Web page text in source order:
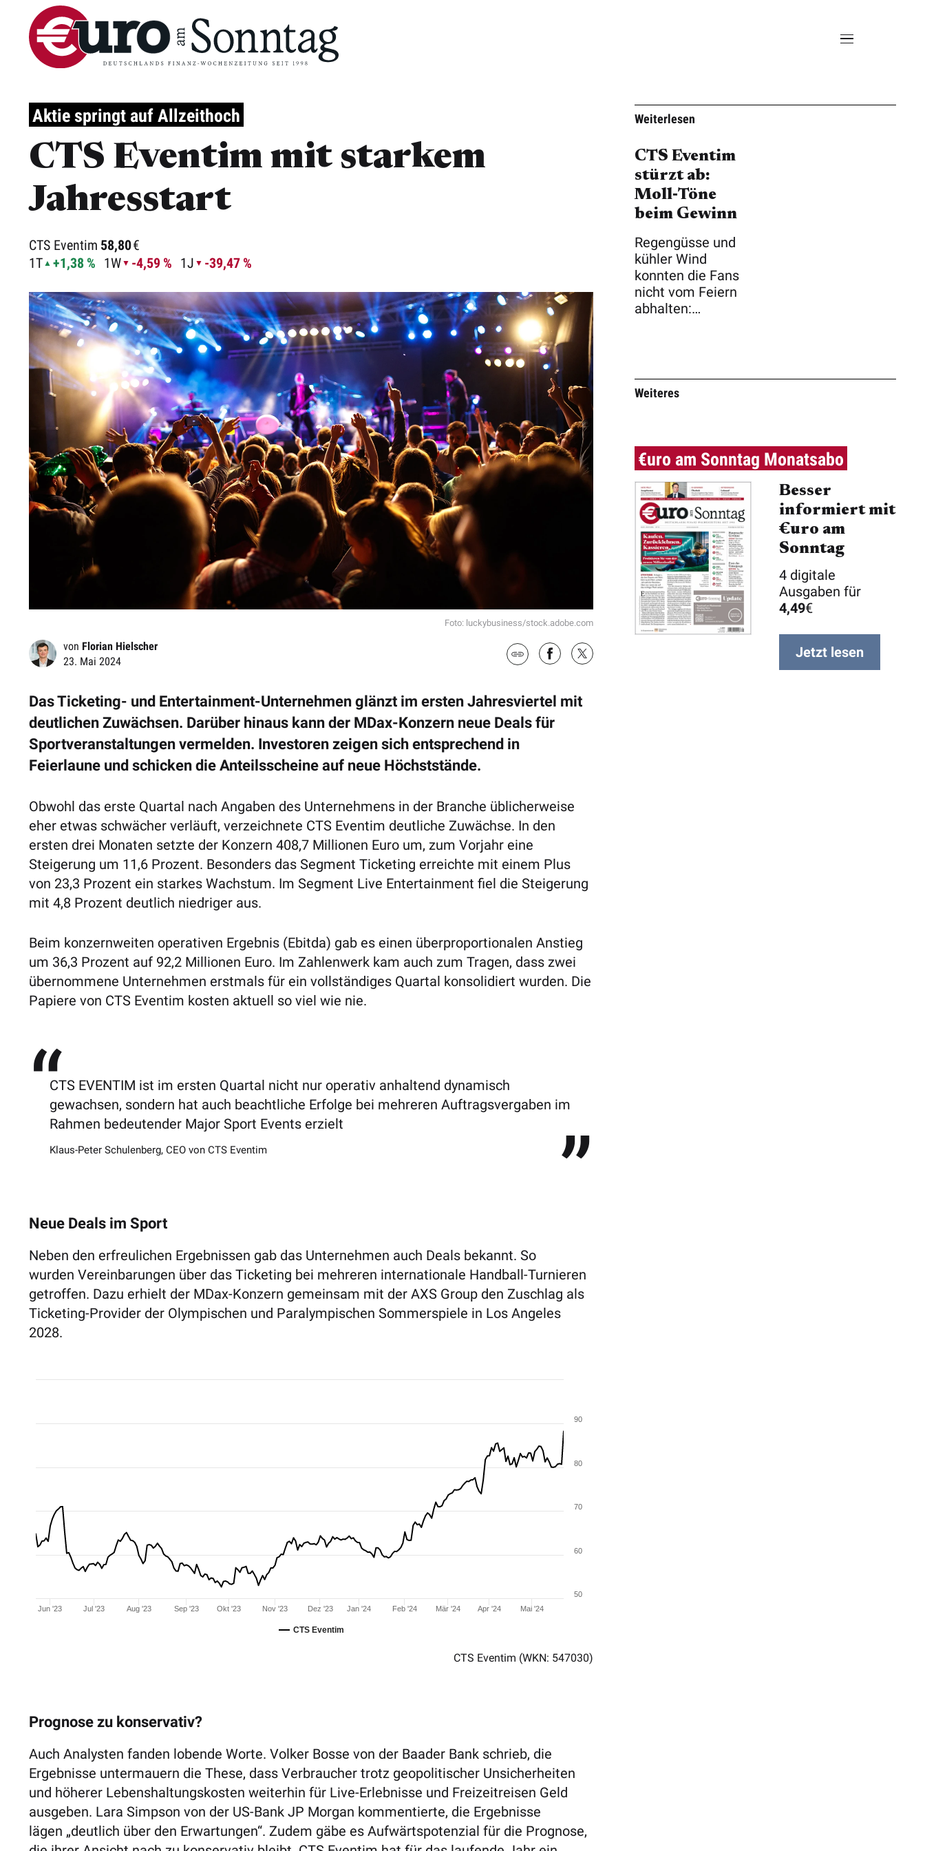
Aktie springt auf Allzeithoch
CTS Eventim mit starkem
Jahresstart
CTS Eventim 58,80€
1T
+1,38 % 1W -4,59 % 1J -39,47 %
Foto: luckybusiness/stock.adobe.com
von Florian Hielscher
23. Mai 2024
Das Ticketing- und Entertainment-Unternehmen glänzt im ersten Jahresviertel mit
deutlichen Zuwächsen. Darüber hinaus kann der MDax-Konzern neue Deals für
Sportveranstaltungen vermelden. Investoren zeigen sich entsprechend in
Feierlaune und schicken die Anteilsscheine auf neue Höchststände.
Obwohl das erste Quartal nach Angaben des Unternehmens in der Branche üblicherweise
eher etwas schwächer verläuft, verzeichnete CTS Eventim deutliche Zuwächse. In den
ersten drei Monaten setzte der Konzern 408,7 Millionen Euro um, zum Vorjahr eine
Steigerung um 11,6 Prozent. Besonders das Segment Ticketing erreichte mit einem Plus
von 23,3 Prozent ein starkes Wachstum. Im Segment Live Entertainment fiel die Steigerung
mit 4,8 Prozent deutlich niedriger aus.
Beim konzernweiten operativen Ergebnis (Ebitda) gab es einen überproportionalen Anstieg
um 36,3 Prozent auf 92,2 Millionen Euro. Im Zahlenwerk kam auch zum Tragen, dass zwei
übernommene Unternehmen erstmals für ein vollständiges Quartal konsolidiert wurden. Die
Papiere von CTS Eventim kosten aktuell so viel wie nie.
CTS EVENTIM ist im ersten Quartal nicht nur operativ anhaltend dynamisch
gewachsen, sondern hat auch beachtliche Erfolge bei mehreren Auftragsvergaben im
Rahmen bedeutender Major Sport Events erzielt
Klaus-Peter Schulenberg, CEO von CTS Eventim
Neue Deals im Sport
Neben den erfreulichen Ergebnissen gab das Unternehmen auch Deals bekannt. So
wurden Vereinbarungen über das Ticketing bei mehreren internationale Handball-Turnieren
getroffen. Dazu erhielt der MDax-Konzern gemeinsam mit der AXS Group den Zuschlag als
Ticketing-Provider der Olympischen und Paralympischen Sommerspiele in Los Angeles
2028.
CTS Eventim
Jun '23 Jul '23 Aug '23 Sep '23 Okt '23 Nov '23 Dez '23 Jan '24 Feb '24 Mär '24 Apr '24 Mai '24
50
60
70
80
90
CTS Eventim (WKN: 547030)
Prognose zu konservativ?
Auch Analysten fanden lobende Worte. Volker Bosse von der Baader Bank schrieb, die
Ergebnisse untermauern die These, dass Verbraucher trotz geopolitischer Unsicherheiten
und höherer Lebenshaltungskosten weiterhin für Live-Erlebnisse und Freizeitreisen Geld
ausgeben. Lara Simpson von der US-Bank JP Morgan kommentierte, die Ergebnisse
lägen „deutlich über den Erwartungen“. Zudem gäbe es Aufwärtspotenzial für die Prognose,
Weiterlesen
CTS Eventim
stürzt ab:
Moll‑Töne
beim Gewinn
Regengüsse und
kühler Wind
konnten die Fans
nicht vom Feiern
abhalten:
Weiteres
€uro am Sonntag Monatsabo
Besser
informiert mit
€uro am
Sonntag
4 digitale
Ausgaben für
4,49€
Jetzt lesen